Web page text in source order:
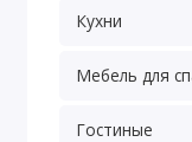
Кухни
Мебель для
Гостиные